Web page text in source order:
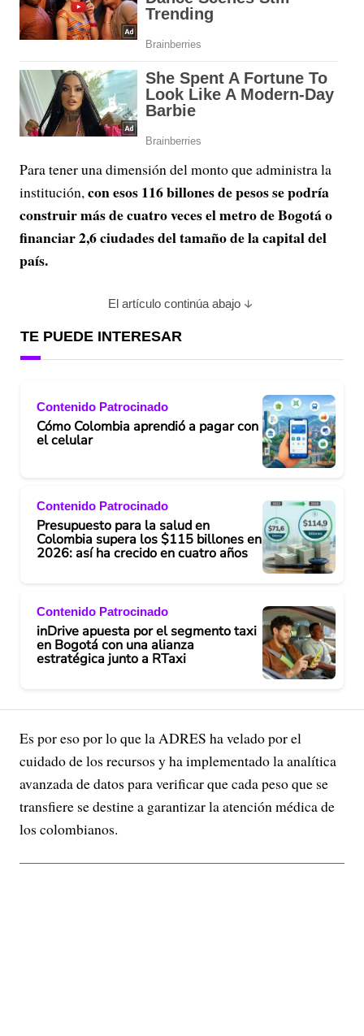
Para tener una dimensión del monto que administra la
institución,con esos 116 billones de pesos se podría
construir más de cuatro veces el metro de Bogotá o
financiar 2,6 ciudades del tamaño de la capital del
país.
El artículo continúa abajo
TE PUEDE INTERESAR
Contenido Patrocinado
Cómo Colombia aprendió a pagar con
el celular
Contenido Patrocinado
Presupuesto para la salud en
Colombia supera los $115 billones en
2026: así ha crecido en cuatro años
Contenido Patrocinado
inDrive apuesta por el segmento taxi
en Bogotá con una alianza
estratégica junto a RTaxi
Es por eso por lo que la ADRES ha velado por el
cuidado de los recursos y ha implementado la analítica
avanzada de datos para verificar que cada peso que se
transfiere se destine a garantizar la atención médica de
los colombianos.